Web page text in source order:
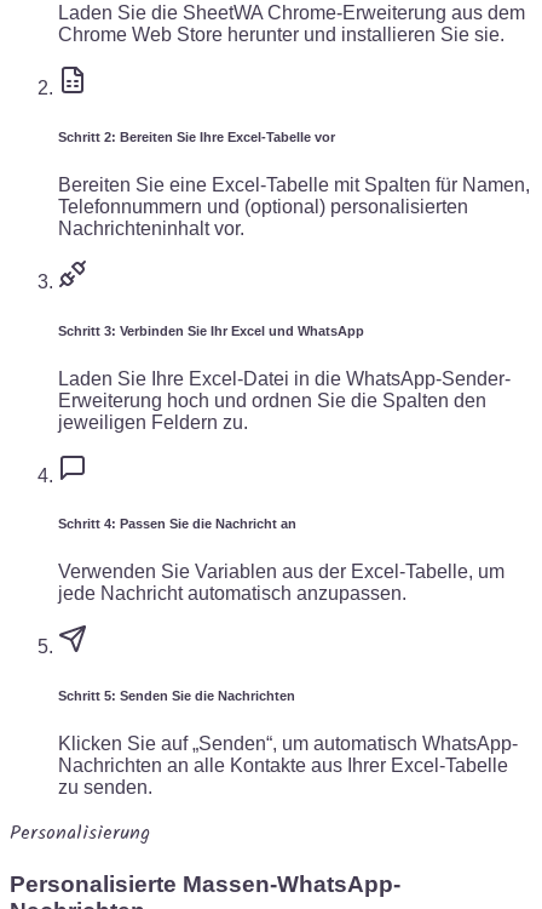
Laden Sie die SheetWA Chrome-Erweiterung aus dem
Chrome Web Store herunter und installieren Sie sie.
Schritt 2: Bereiten Sie Ihre Excel-Tabelle vor
Bereiten Sie eine Excel-Tabelle mit Spalten für Namen,
Telefonnummern und (optional) personalisierten
Nachrichteninhalt vor.
Schritt 3: Verbinden Sie Ihr Excel und WhatsApp
Laden Sie Ihre Excel-Datei in die WhatsApp-Sender-
Erweiterung hoch und ordnen Sie die Spalten den
jeweiligen Feldern zu.
Schritt 4: Passen Sie die Nachricht an
Verwenden Sie Variablen aus der Excel-Tabelle, um
jede Nachricht automatisch anzupassen.
Schritt 5: Senden Sie die Nachrichten
Klicken Sie auf „Senden“, um automatisch WhatsApp-
Nachrichten an alle Kontakte aus Ihrer Excel-Tabelle
zu senden.
Personalisierung
Personalisierte Massen-WhatsApp-